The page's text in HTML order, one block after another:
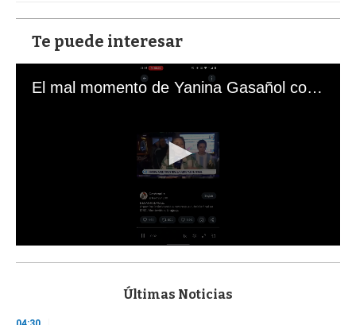
Te puede interesar
El mal momento de Yanina Gasañol con un hincha argentino en "Subrayado"
s
Últimas Noticias